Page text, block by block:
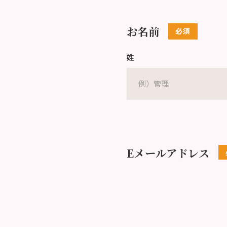
お名前
姓
Eメールアドレス